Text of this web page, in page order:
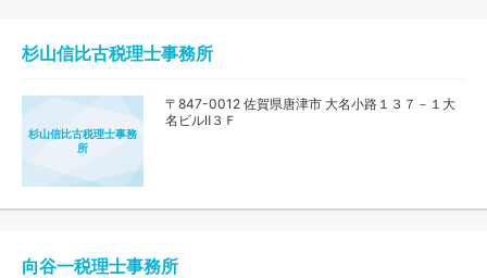
杉山信比古税理士事務所
杉山信比古税理士事務
所
〒847-0012 佐賀県唐津市 大名小路１３７－１大
名ビルⅡ３Ｆ
向谷一税理士事務所